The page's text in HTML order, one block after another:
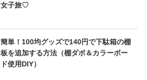
女子旅♡
簡単！100均グッズで140円で下駄箱の棚
板を追加する方法（棚ダボ＆カラーボー
ド使用DIY）